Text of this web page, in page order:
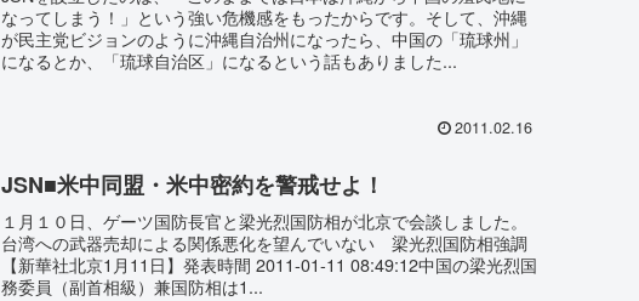
なってしまう！」という強い危機感をもったからです。そして、沖縄
が民主党ビジョンのように沖縄自治州になったら、中国の「琉球州」
になるとか、「琉球自治区」になるという話もありました...
2011.02.16
JSN■米中同盟・米中密約を警戒せよ！
１月１０日、ゲーツ国防長官と梁光烈国防相が北京で会談しました。
台湾への武器売却による関係悪化を望んでいない 梁光烈国防相強調
【新華社北京1月11日】発表時間 2011-01-11 08:49:12中国の梁光烈国
務委員（副首相級）兼国防相は1...